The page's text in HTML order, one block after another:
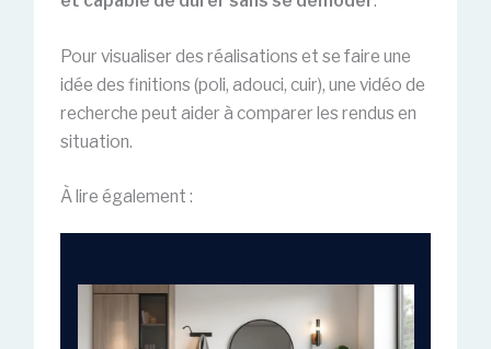
Pour visualiser des réalisations et se faire une
idée des finitions (poli, adouci, cuir), une vidéo de
recherche peut aider à comparer les rendus en
situation.
À lire également :